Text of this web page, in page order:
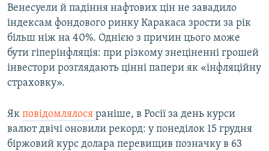
Венесуели й падіння нафтових цін не завадило
індексам фондового ринку Каракаса зрости за рік
більш ніж на 40%. Однією з причин цього може
бути гіперінфляція: при різкому знеціненні грошей
інвестори розглядають цінні папери як «інфляційну
страховку».
Як повідомлялося раніше, в Росії за день курси
валют двічі оновили рекорд: у понеділок 15 грудня
біржовий курс долара перевищив позначку в 63